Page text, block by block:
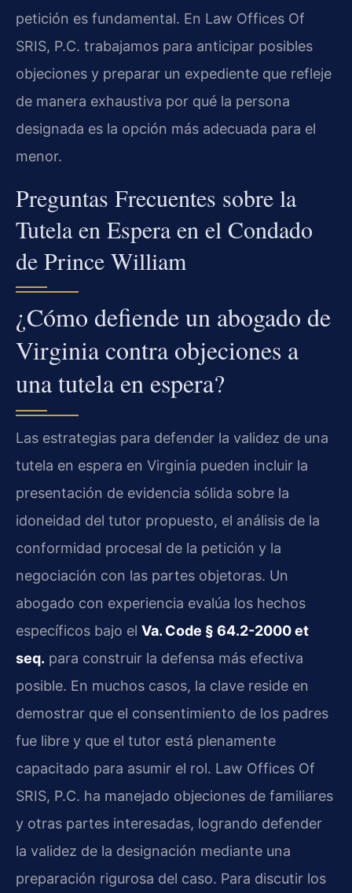
petición es fundamental. En Law Offices Of
SRIS, P.C. trabajamos para anticipar posibles
objeciones y preparar un expediente que refleje
de manera exhaustiva por qué la persona
designada es la opción más adecuada para el
menor.
Preguntas Frecuentes sobre la
Tutela en Espera en el Condado
de Prince William
¿Cómo defiende un abogado de
Virginia contra objeciones a
una tutela en espera?
Las estrategias para defender la validez de una
tutela en espera en Virginia pueden incluir la
presentación de evidencia sólida sobre la
idoneidad del tutor propuesto, el análisis de la
conformidad procesal de la petición y la
negociación con las partes objetoras. Un
abogado con experiencia evalúa los hechos
específicos bajo el Va. Code § 64.2-2000 et
seq. para construir la defensa más efectiva
posible. En muchos casos, la clave reside en
demostrar que el consentimiento de los padres
fue libre y que el tutor está plenamente
capacitado para asumir el rol. Law Offices Of
SRIS, P.C. ha manejado objeciones de familiares
y otras partes interesadas, logrando defender
la validez de la designación mediante una
preparación rigurosa del caso. Para discutir los